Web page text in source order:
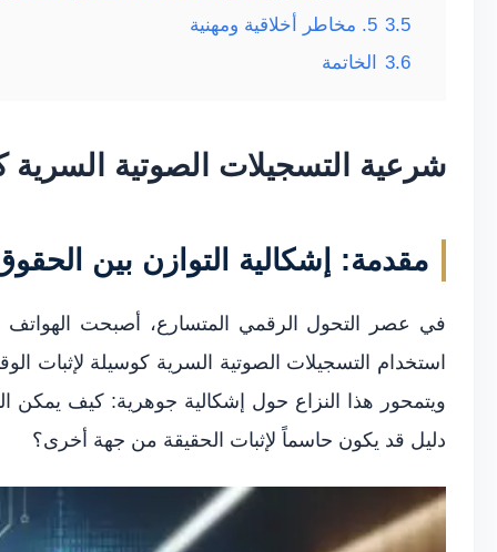
3.5 5. مخاطر أخلاقية ومهنية
3.6
الخاتمة
شرعية التسجيلات الصوتية السرية
مقدمة: إشكالية التوازن بين
في عصر التحول الرقمي المتسارع، أصبحت الهواتف
استخدام التسجيلات الصوتية السرية كوسيلة لإثبات
ويتمحور هذا النزاع حول إشكالية جوهرية: كيف يمكن
دليل قد يكون حاسماً لإثبات الحقيقة من جهة أخرى؟